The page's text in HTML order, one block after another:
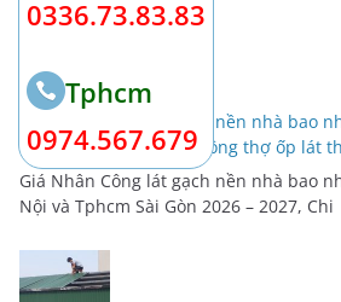
Giá Nhân Công lát gạch nền nhà bao
Nội 2027, Chi phí tiền công thợ ốp lát
Giá Nhân Công lát gạch nền nhà bao
Nội và Tphcm Sài Gòn 2026 – 2027, Chi
0336.73.83.83
Tphcm
0974.567.679